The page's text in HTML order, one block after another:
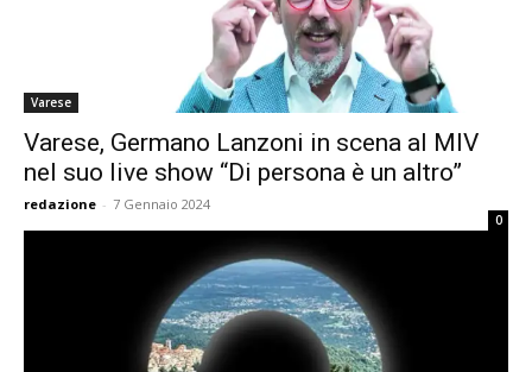
Varese
Varese, Germano Lanzoni in scena al MIV
nel suo live show “Di persona è un altro”
redazione - 7 Gennaio 2024
0